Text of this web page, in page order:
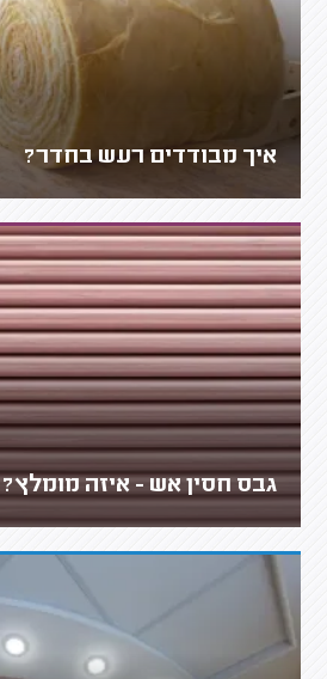
איך מבודדים רעש בחדר?
גבס חסין אש - איזה מומלץ?